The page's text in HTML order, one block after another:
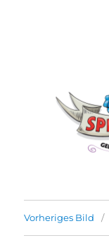
Vorheriges Bild